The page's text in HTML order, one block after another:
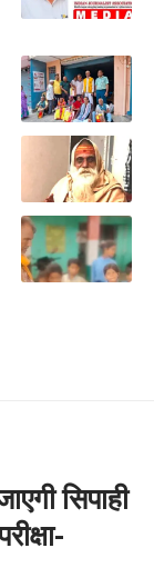
सिपाही